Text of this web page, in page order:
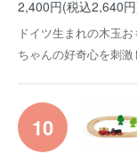
2,400円(税込2,640
ドイツ生まれの木玉
ちゃんの好奇心を刺激
10